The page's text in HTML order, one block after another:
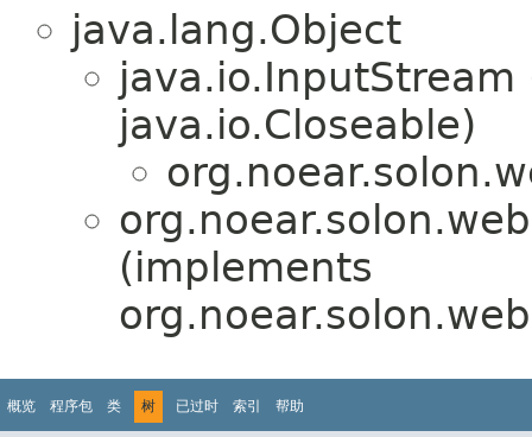
java.lang.Object
java.io.Closeable)
(implements
概览 程序包 类 树 已过时 索引 帮助